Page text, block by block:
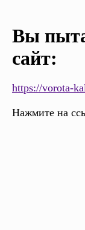
Вы
сайт:
https://vorota-
Нажмите на